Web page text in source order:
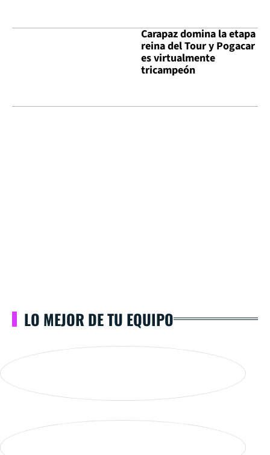
Carapaz domina la etapa
reina del Tour y Pogacar
es virtualmente
tricampeón
LO MEJOR DE TU EQUIPO